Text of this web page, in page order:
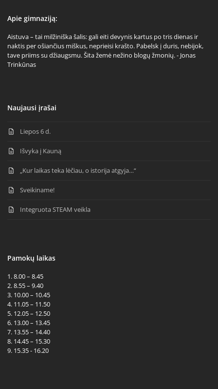
Apie gimnaziją:
Aistuva – tai milžiniška šalis: gali eiti devynis kartus po tris dienas ir
naktis per ošiančius miškus, neprieisi krašto. Pabelsk į duris, nebijok,
tave priims su džiaugsmu. Šita žemė nežino blogų žmonių. - Jonas
Trinkūnas
Naujausi įrašai
Liepos 6 d.
Išvyka į Kauną
„Kur laikas teka lėčiau, o istorija atgyja…“
Sveikiname!
Integruota STEAM veikla
Pamokų laikas
1. 8.00 – 8.45
2. 8.55 – 9.40
3. 10.00 – 10.45
4. 11.05 – 11.50
5. 12.05 – 12.50
6. 13.00 – 13.45
7. 13.55 – 14.40
8. 14.45 – 15.30
9. 15.35 - 16.20